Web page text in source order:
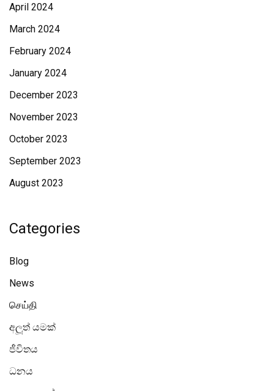
April 2024
March 2024
February 2024
January 2024
December 2023
November 2023
October 2023
September 2023
August 2023
Categories
Blog
News
செய்தி
අලූත් යමක්
ජීවිතය
ධනය